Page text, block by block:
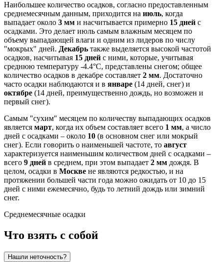
Наибольшее количество осадков, согласно предоставленным
среднемесячным данным, приходится на июль, когда
выпадает около 3 мм и насчитывается примерно 15 дней с
осадками. Это делает июль самым влажным месяцем по
объему выпадающей влаги и одним из лидеров по числу
"мокрых" дней. Декабрь также выделяется высокой частотой
осадков, насчитывая 15 дней с ними, которые, учитывая
среднюю температуру -4.4°C, представлены снегом; общее
количество осадков в декабре составляет 2 мм. Достаточно
часто осадки наблюдаются и в январе (14 дней, снег) и
октябре (14 дней, преимущественно дождь, но возможен и
первый снег).
Самым "сухим" месяцем по количеству выпадающих осадков
является март, когда их объем составляет всего 1 мм, а число
дней с осадками – около 10 (в основном снег или мокрый
снег). Если говорить о наименьшей частоте, то август
характеризуется наименьшим количеством дней с осадками –
всего 9 дней в среднем, при этом выпадает 2 мм дождя. В
целом, осадки в Москве не являются редкостью, и на
протяжении большей части года можно ожидать от 10 до 15
дней с ними ежемесячно, будь то летний дождь или зимний
снег.
Среднемесячные осадки
Что взять с собой
Нашли неточность?